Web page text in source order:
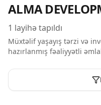
ALMA
1 layihə tapıldı
Müxtəlif yaşayış tərzi və
hazırlanmış fəaliyyətli